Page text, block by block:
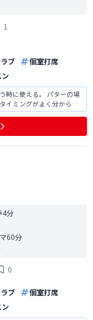
1
ブ
個室打席
ン
時に使える。 パターの場
イミングがよく分からな
ハジから結露水？が垂れ
う前に、前回使った人の
4分
60分
0
ブ
個室打席
ン